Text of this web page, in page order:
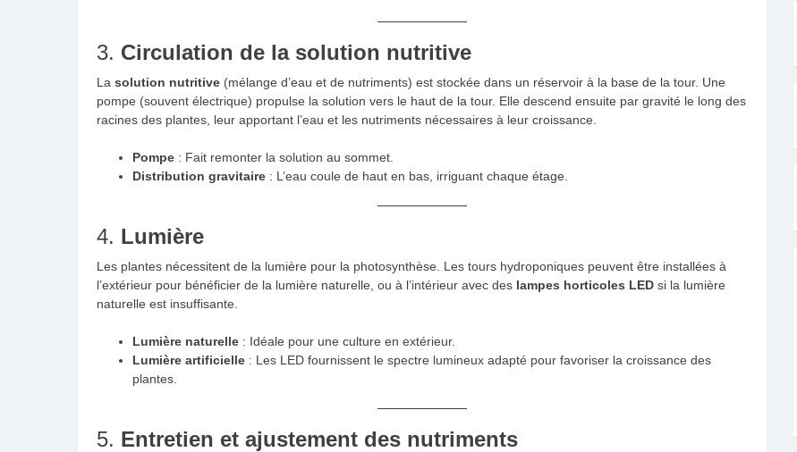
3. Circulation de la solution nutritive
La solution nutritive (mélange d’eau et de nutriments) est stockée dans un réservoir à la base de la tour. Une
pompe (souvent électrique) propulse la solution vers le haut de la tour. Elle descend ensuite par gravité le long des
racines des plantes, leur apportant l’eau et les nutriments nécessaires à leur croissance.
Pompe : Fait remonter la solution au sommet.
Distribution gravitaire : L’eau coule de haut en bas, irriguant chaque étage.
4. Lumière
Les plantes nécessitent de la lumière pour la photosynthèse. Les tours hydroponiques peuvent être installées à
l’extérieur pour bénéficier de la lumière naturelle, ou à l’intérieur avec des lampes horticoles LED si la lumière
naturelle est insuffisante.
Lumière naturelle : Idéale pour une culture en extérieur.
Lumière artificielle : Les LED fournissent le spectre lumineux adapté pour favoriser la croissance des
plantes.
5. Entretien et ajustement des nutriments